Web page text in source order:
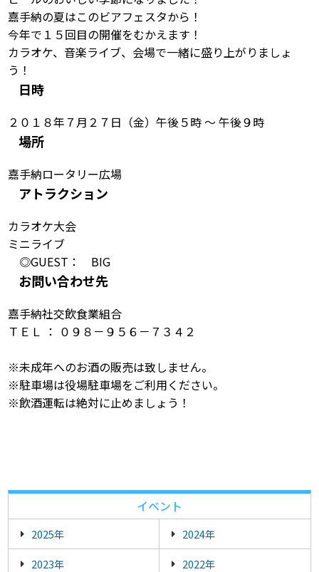
嘉手納の夏はこのビアフェスタから！
今年で１５回目の開催をむかえます！
カラオケ、音楽ライブ、会場で一緒に盛り上がりましょ
う！
日時
２０１８年７月２７日（金）午後５時 ～ 午後９時
場所
嘉手納ロータリー広場
アトラクション
カラオケ大会
ミニライブ
◎GUEST： BIG
お問い合わせ先
嘉手納社交飲食業組合
ＴＥＬ ： ０９８－９５６－７３４２
※未成年へのお酒の販売は致しません。
※駐車場は役場駐車場をご利用ください。
※飲酒運転は絶対に止めましょう！
イベント
2025年
2024年
2023年
2022年